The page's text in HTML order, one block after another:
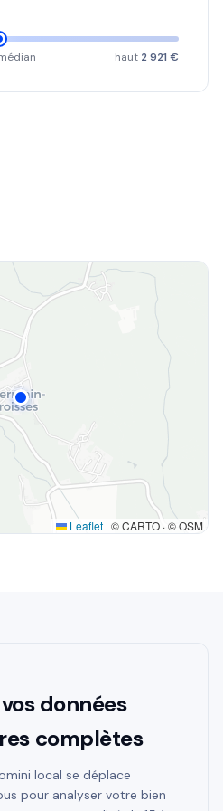
haut 2 921 €
Leaflet | © CARTO · © OSM
données
complètes
local se déplace
pour analyser votre bien